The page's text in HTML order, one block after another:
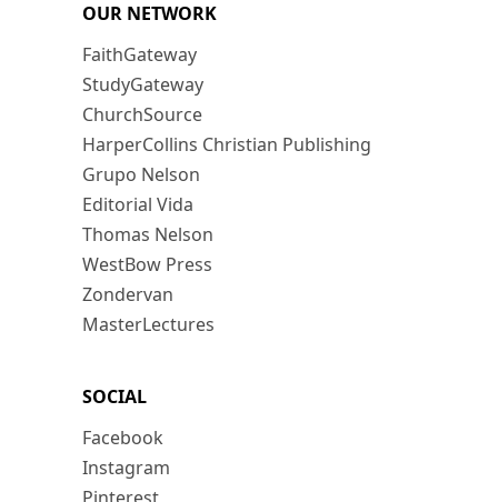
OUR NETWORK
FaithGateway
StudyGateway
ChurchSource
HarperCollins Christian Publishing
Grupo Nelson
Editorial Vida
Thomas Nelson
WestBow Press
Zondervan
MasterLectures
SOCIAL
Facebook
Instagram